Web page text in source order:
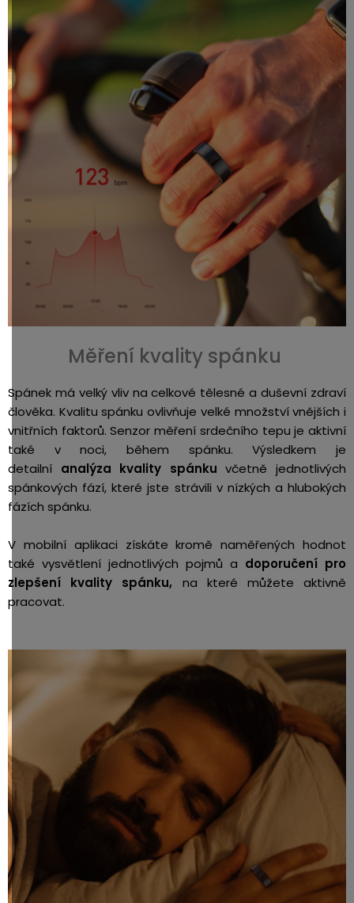
Měření kvality spánku
Spánek má velký vliv na celkové tělesné a duševní zdraví
člověka. Kvalitu spánku ovlivňuje velké množství vnějších i
vnitřních faktorů. Senzor měření srdečního tepu je aktivní
také v noci, během spánku. Výsledkem je
detailní analýza kvality spánku včetně jednotlivých
spánkových fází, které jste strávili v nízkých a hlubokých
fázích spánku.
V mobilní aplikaci získáte kromě naměřených hodnot
také vysvětlení jednotlivých pojmů a doporučení pro
zlepšení kvality
spánku, na které můžete aktivně
pracovat.